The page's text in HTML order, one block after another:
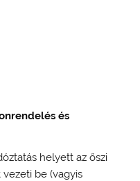
és
helyett az őszi
be (vagyis